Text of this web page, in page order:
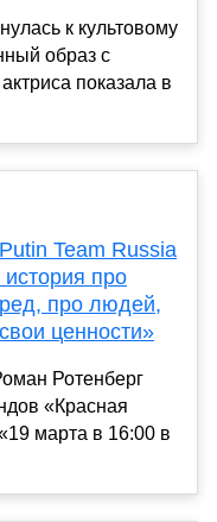
к культовому
образ с
показала в
Team Russia
про
про людей,
ценности»
Ротенберг
«Красная
марта в 16:00 в